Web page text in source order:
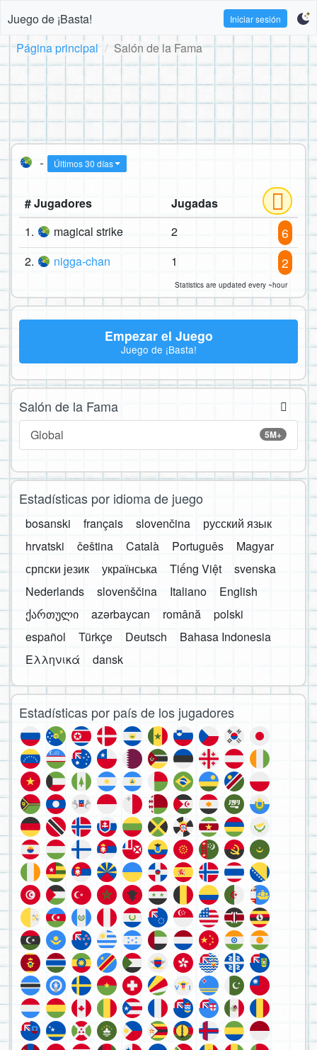
Juego de ¡Basta! Iniciar sesión
Página principal Salón de la Fama
- Últimos 30 días
# Jugadores
Jugadas
1.
magical strike 2 6
2. nigga-chan 1 2
Statistics are updated every ~hour
Empezar el Juego
Juego de ¡Basta!
Salón de la Fama
5M+
Global
Estadísticas por idioma de juego
bosanski français slovenčina
русский язык
hrvatski
čeština Català Português
Magyar
српски језик
українська Tiếng Việt
svenska
Nederlands
slovenščina Italiano
English
ქართული
azərbaycan română
polski
español
Türkçe Deutsch
Bahasa Indonesia
Ελληνικά
dansk
Estadísticas por país de los jugadores